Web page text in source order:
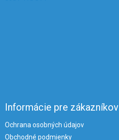
Informácie pre zákazníkov
Ochrana osobných údajov
Obchodné podmienky